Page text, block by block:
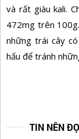
và rất giàu kali.
472mg trên
những trái cây
hấu để tránh
TIN NÊN